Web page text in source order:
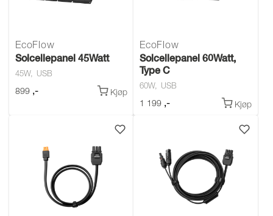
EcoFlow
Solcellepanel 45Watt
45W USB
899 ,- Kjøp
EcoFlow
Solcellepanel 60Watt,
Type C
60W USB
1 199 ,- Kjøp